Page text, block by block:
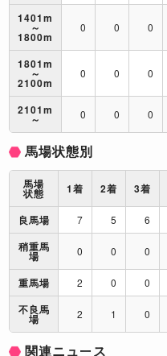
1401m
～
1800m
0 0 0
1801m
～
2100m
0 0 0
2101m
～ 0 0 0
馬場状態別
馬場
状態 1着 2着 3着
良馬場
7 5 6
稍重馬
場 0 0 0
重馬場 2 0 0
不良馬
場 2 1 0
関連ニュース